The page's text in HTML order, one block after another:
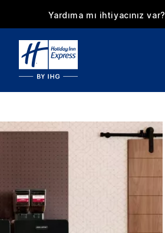
Yardıma mı ihtiyacınız var?